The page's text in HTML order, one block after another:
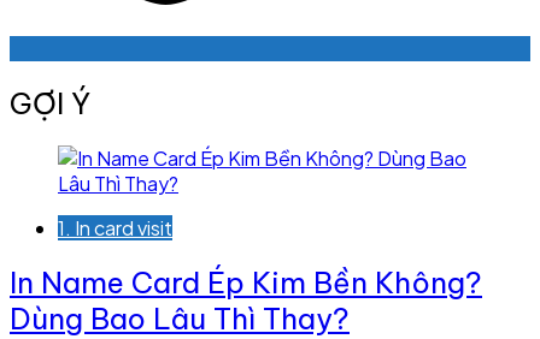
GỢI Ý
1. In card visit
In Name Card Ép Kim Bền Không?
Dùng Bao Lâu Thì Thay?